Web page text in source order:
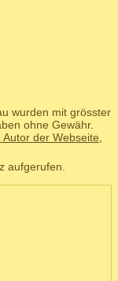
wurden mit grösster
ohne Gewähr.
der Webseite
aufgerufen.